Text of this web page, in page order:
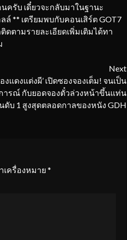
ครับ เดี๋ยวจะกลับมาในฐานะ
** เตรียมพบกับคอนเสิร์ต GOT7
ตามรายละเอียดเพิ่มเติมได้ทา
Next
องแดงแต่งผี’ เปิดซองจองเต็ม! จนเป็น
ารณ์ กับยอดจองตั๋วล่วงหน้าขึ้นแท่น
ดับ 1 สูงสุดตลอดกาลของหนัง GDH
เครื่องหมาย *